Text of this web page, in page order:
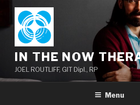
content
IN THE NOW
JOEL ROUTLIFF, GIT Dipl., RP
Menu